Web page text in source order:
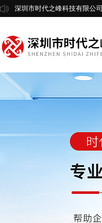
深圳市时代之峰科技有限公司